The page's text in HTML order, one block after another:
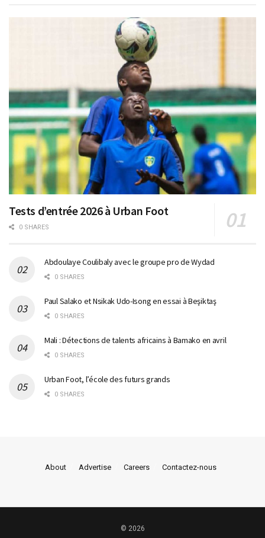
Tests d’entrée 2026 à Urban Foot
0 SHARES
Abdoulaye Coulibaly avec le groupe pro de Wydad
0 SHARES
Paul Salako et Nsikak Udo-Isong en essai à Beşiktaş
0 SHARES
Mali : Détections de talents africains à Bamako en avril
0 SHARES
Urban Foot, l’école des futurs grands
0 SHARES
About Advertise Careers Contactez-nous
© 2026